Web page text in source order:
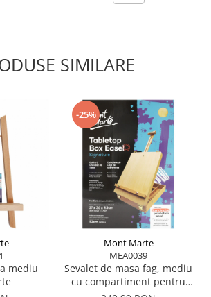
SIMILARE
mediu
-25%
Mont Marte
MEA0039
Sevalet de masa fag, mediu
cu compartiment pentru